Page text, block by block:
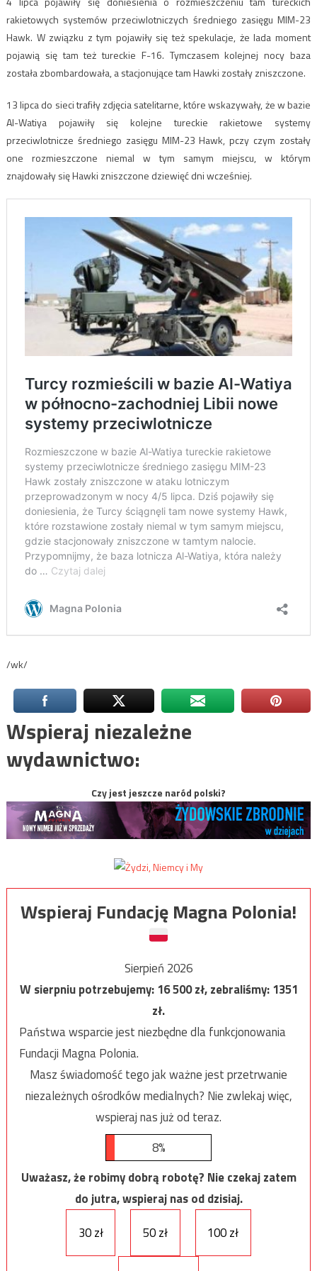
rakietowych systemów przeciwlotniczych średniego zasięgu MIM-23
Hawk. W związku z tym pojawiły się też spekulacje, że lada moment
pojawią się tam też tureckie F-16. Tymczasem kolejnej nocy baza
została zbombardowała, a stacjonujące tam Hawki zostały zniszczone.
13 lipca do sieci trafiły zdjęcia satelitarne, które wskazywały, że w bazie
Al-Watiya pojawiły się kolejne tureckie rakietowe systemy
przeciwlotnicze średniego zasięgu MIM-23 Hawk, pczy czym zostały
one rozmieszczone niemal w tym samym miejscu, w którym
znajdowały się Hawki zniszczone dziewięć dni wcześniej.
/wk/
Wspieraj niezależne
wydawnictwo:
Czy jest jeszcze naród polski?
Wspieraj Fundację Magna Polonia!
Sierpień 2026
W sierpniu potrzebujemy:16 500zł, zebraliśmy:1351
zł.
Państwa wsparcie jest niezbędne dla funkcjonowania
Fundacji Magna Polonia.
Masz świadomość tego jak ważne jest przetrwanie
niezależnych ośrodków medialnych? Nie zwlekaj więc,
wspieraj nas już od teraz.
8%
Uważasz, że robimy dobrą robotę? Nie czekaj zatem
do jutra, wspieraj nas od dzisiaj.
30 zł
50 zł 100 zł